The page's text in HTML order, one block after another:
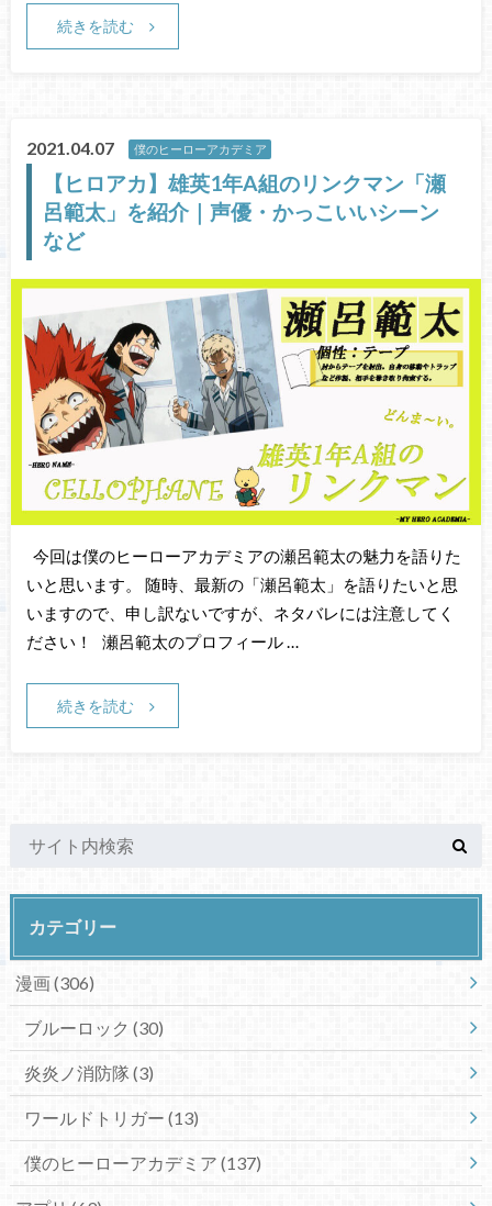
続きを読む
2021.04.07 僕のヒーローアカデミア
【ヒロアカ】雄英1年A組のリンクマン「瀬
呂範太」を紹介｜声優・かっこいいシーン
など
今回は僕のヒーローアカデミアの瀬呂範太の魅力を語りた
いと思います。 随時、最新の「瀬呂範太」を語りたいと思
いますので、申し訳ないですが、ネタバレには注意してく
ださい！ 瀬呂範太のプロフィール …
続きを読む
カテゴリー
漫画(306)
ブルーロック (30)
炎炎ノ消防隊(3)
ワールドトリガー (13)
僕のヒーローアカデミア (137)